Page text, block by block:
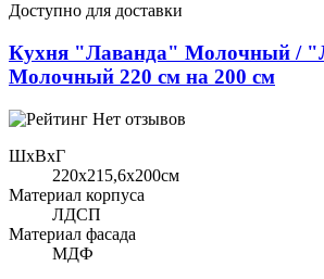
Доступно для доставки
Кухня "Лаванда" Молочный /
Молочный 220 см на 200 см
Нет отзывов
ШхВхГ
220x215,6х200см
Материал корпуса
ЛДСП
Материал фасада
МДФ